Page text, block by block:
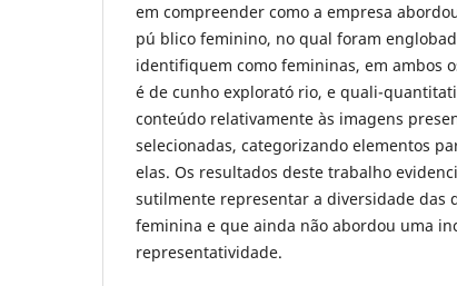
em compreender como a empresa
pú blico feminino, no qual foram
identifiquem como femininas, em ambos
é de cunho explorató rio, e quali-
conteúdo relativamente às imagens
selecionadas, categorizando elementos
elas. Os resultados deste trabalho
sutilmente representar a diversidade das
feminina e que ainda não abordou uma
representatividade.